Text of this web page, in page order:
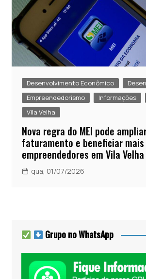
Desenvolvimento Econômico
Empreendedorismo
Informações
Vila Velha
Nova regra do MEI pode
faturamento e beneficiar
empreendedores em Vila Velha
qua, 01/07/2026
Grupo no WhatsApp